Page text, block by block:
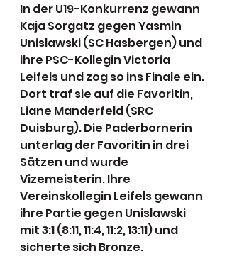
In der U19-Konkurrenz gewann
Kaja Sorgatz gegen Yasmin
Unislawski (SC Hasbergen) und
ihre PSC-Kollegin Victoria
Leifels und zog so ins Finale ein.
Dort traf sie auf die Favoritin,
Liane Manderfeld (SRC
Duisburg). Die Paderbornerin
unterlag der Favoritin in drei
Sätzen und wurde
Vizemeisterin. Ihre
Vereinskollegin Leifels gewann
ihre Partie gegen Unislawski
mit 3:1 (8:11, 11:4, 11:2, 13:11) und
sicherte sich Bronze.